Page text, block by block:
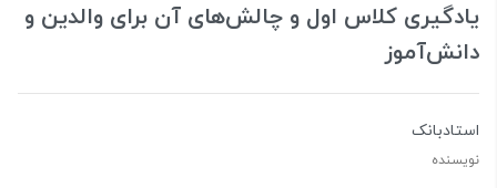
یادگیری کلاس اول و چالش‌های آن برای والدین و
دانش‌آموز
استادبانک
نویسنده